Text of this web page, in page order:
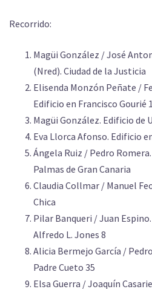
Recorrido:
Magüi González / José
(Nred). Ciudad de la Justicia
Elisenda Monzón Peñate /
Edificio en Francisco Gourié
Magüi González. Edificio de
Eva Llorca Afonso. Edificio
Ángela Ruiz / Pedro
Palmas de Gran Canaria
Claudia Collmar / Manuel
Chica
Pilar Banqueri / Juan
Alfredo L. Jones 8
Alicia Bermejo García /
Padre Cueto 35
Elsa Guerra / Joaquín